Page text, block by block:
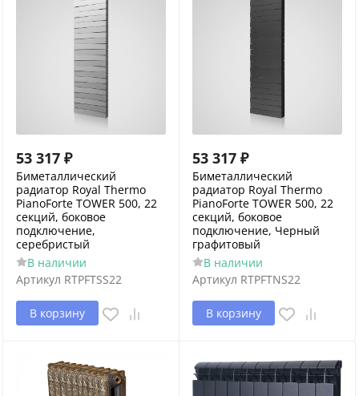
53 317 ₽
Биметаллический
радиатор Royal Thermo
PianoForte TOWER 500, 22
секций, боковое
подключение,
серебристый
В наличии
Артикул RTPFTSS22
В корзину
53 317 ₽
Биметаллический
радиатор Royal Thermo
PianoForte TOWER 500, 22
секций, боковое
подключение, Черный
графитовый
В наличии
Артикул RTPFTNS22
В корзину